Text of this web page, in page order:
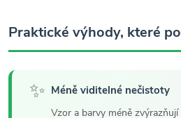
Praktické výhody, které
✨ Méně viditelné nečistoty
Vzor a barvy méně